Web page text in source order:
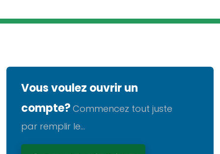
Vous voulez ouvrir un
compte? Commencez tout juste
par remplir le...